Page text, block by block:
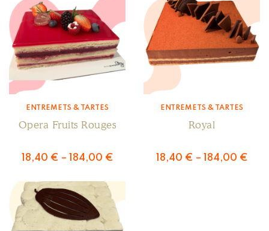
ENTREMETS & TARTES
Opera Fruits Rouges
18,40 € – 184,00 €
ENTREMETS & TARTES
Royal
18,40 € – 184,00 €